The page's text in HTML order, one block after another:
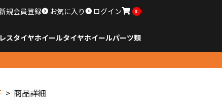
規会員登録 お気に入り ログイン 0
スタイヤホイールタイヤホイールパーツ類
商品詳細